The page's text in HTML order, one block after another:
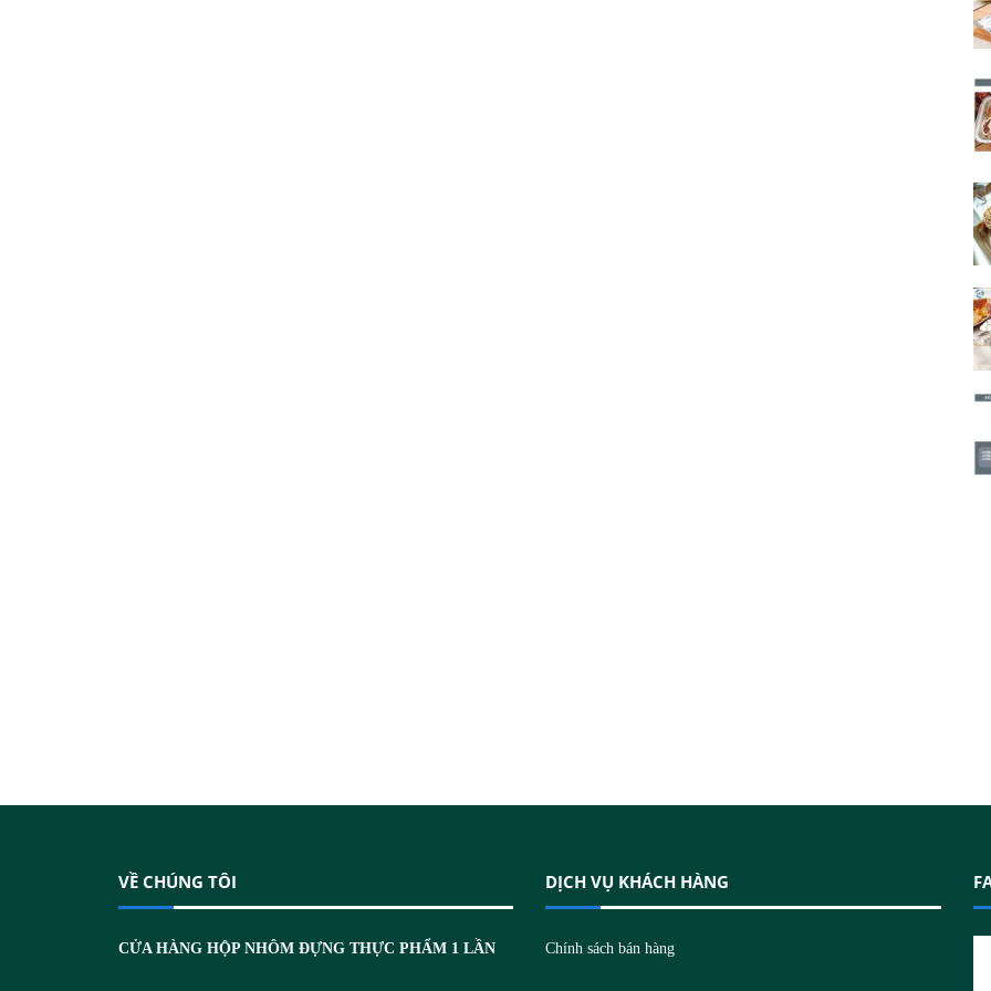
VỀ CHÚNG TÔI
CỬA HÀNG HỘP NHÔM ĐỰNG THỰC PHẨM 1 LẦN
DỊCH VỤ KHÁCH HÀNG
Chính sách bán hàng